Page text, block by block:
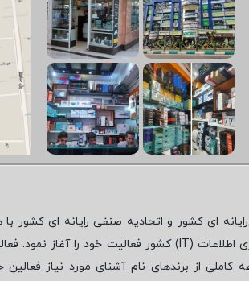
ای کشور و اتحادیه صنفی رایانه ای کشور
اطلاعات (IT) کشور فعالیت خود را آغاز نمود.
از برندهای نام آشنای مورد نیاز فعالین